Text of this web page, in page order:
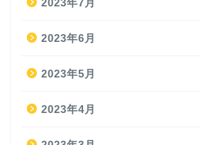
2023年6月
2023年5月
2023年4月